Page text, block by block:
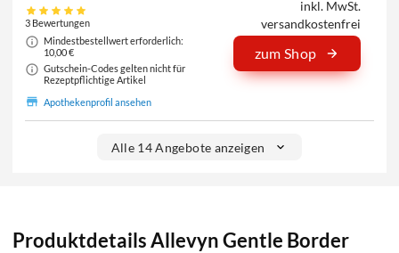
3 Bewertungen
Mindestbestellwert erforderlich:
10,00 €
Gutschein-Codes gelten nicht für
Rezeptpflichtige Artikel
Apothekenprofil ansehen
inkl. MwSt.
versandkostenfrei
zum Shop
Alle 14 Angebote anzeigen
Produktdetails Allevyn Gentle Border